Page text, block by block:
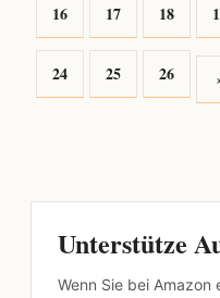
16 17 18
24 25 26
Unterstütze
Wenn Sie bei Amazon